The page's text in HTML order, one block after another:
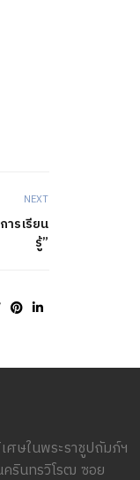
NEXT
ารเรียน
รู้”
ษในพระราชูปถัมภ์ฯ
รินทรวิโรฒ ซอย